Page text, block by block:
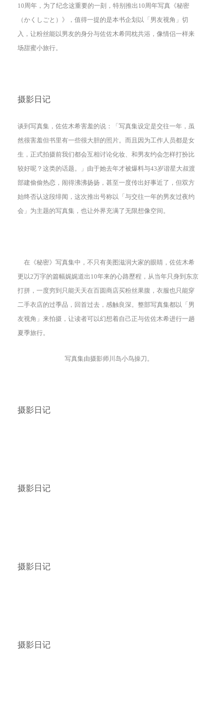
10周年，为了纪念这重要的一刻，特别推出10周年写真《秘密
（かくしごと）》，值得一提的是本书企划以「男友视角」切
入，让粉丝能以男友的身分与佐佐木希同枕共浴，像情侣一样来
场甜蜜小旅行。
摄影日记
谈到写真集，佐佐木希害羞的说：「写真集设定是交往一年，虽
然很害羞但书里有一些很大胆的照片。而且因为工作人员都是女
生，正式拍摄前我们都会互相讨论化妆、和男友约会怎样打扮比
较好呢？这类的话题。」由于她去年才被爆料与43岁谐星大叔渡
部建偷偷热恋，闹得沸沸扬扬，甚至一度传出好事近了，但双方
始终否认这段绯闻，这次推出号称以「与交往一年的男友过夜约
会」为主题的写真集，也让外界充满了无限想像空间。
在《秘密》写真集中，不只有美图滋润大家的眼睛，佐佐木希
更以2万字的篇幅娓娓道出10年来的心路歷程，从当年只身到东京
打拼，一度穷到只能天天在百圆商店买粉丝果腹，衣服也只能穿
二手衣店的过季品，回首过去，感触良深。整部写真集都以「男
友视角」来拍摄，让读者可以幻想着自己正与佐佐木希进行一趟
夏季旅行。
写真集由摄影师川岛小鸟操刀。
摄影日记
摄影日记
摄影日记
摄影日记